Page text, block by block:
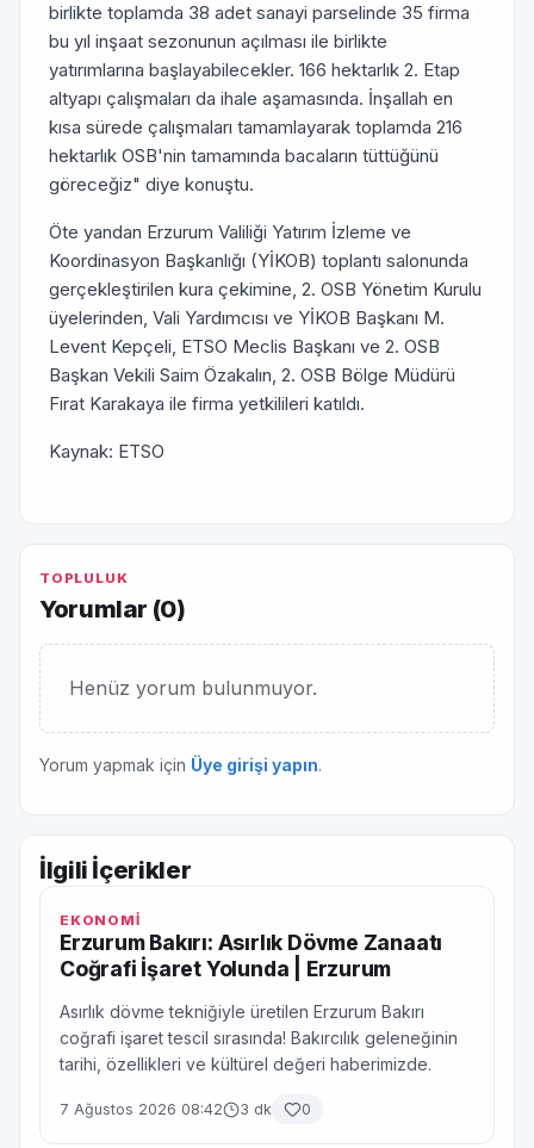
birlikte toplamda 38 adet sanayi parselinde 35 firma
bu yıl inşaat sezonunun açılması ile birlikte
yatırımlarına başlayabilecekler. 166 hektarlık 2. Etap
altyapı çalışmaları da ihale aşamasında. İnşallah en
kısa sürede çalışmaları tamamlayarak toplamda 216
hektarlık OSB'nin tamamında bacaların tüttüğünü
göreceğiz" diye konuştu.
Öte yandan Erzurum Valiliği Yatırım İzleme ve
Koordinasyon Başkanlığı (YİKOB) toplantı salonunda
gerçekleştirilen kura çekimine, 2. OSB Yönetim Kurulu
üyelerinden, Vali Yardımcısı ve YİKOB Başkanı M.
Levent Kepçeli, ETSO Meclis Başkanı ve 2. OSB
Başkan Vekili Saim Özakalın, 2. OSB Bölge Müdürü
Fırat Karakaya ile firma yetkilileri katıldı.
Kaynak: ETSO
TOPLULUK
Yorumlar (0)
Henüz yorum bulunmuyor.
Yorum yapmak için Üye girişi yapın.
İlgili İçerikler
EKONOMİ
Erzurum Bakırı: Asırlık Dövme Zanaatı
Coğrafi İşaret Yolunda | Erzurum
Asırlık dövme tekniğiyle üretilen Erzurum Bakırı
coğrafi işaret tescil sırasında! Bakırcılık geleneğinin
tarihi, özellikleri ve kültürel değeri haberimizde.
7 Ağustos 2026 08:42 3 dk 0